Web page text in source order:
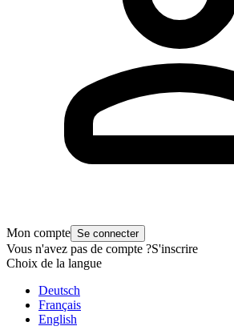
Mon compte Se connecter
Vous n'avez pas de compte ?S'inscrire
Choix de la langue
Deutsch
Français
English